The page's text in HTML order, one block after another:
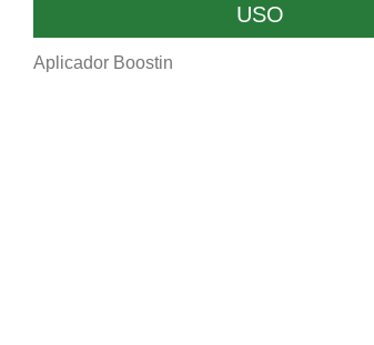
USO
Aplicador Boostin